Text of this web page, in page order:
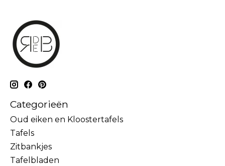
Categorieën
Oud eiken en Kloostertafels
Tafels
Zitbankjes
Tafelbladen